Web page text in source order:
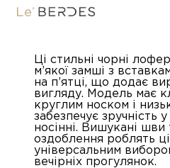
Ці стильні чорні
м’якої замші з
на п’ятці, що додає
вигляду. Модель має
круглим носком і
забезпечує зручність
носінні. Вишукані шви
оздоблення роблять
універсальним
вечірніх прогулянок.